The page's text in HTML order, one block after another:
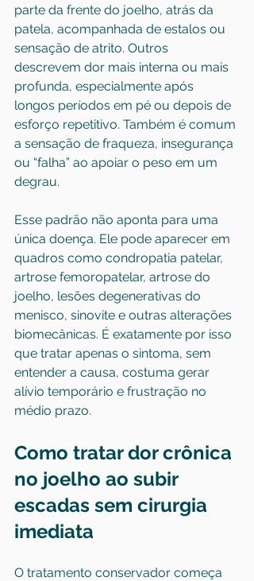
parte da frente do joelho, atrás da
patela, acompanhada de estalos ou
sensação de atrito. Outros
descrevem dor mais interna ou mais
profunda, especialmente após
longos períodos em pé ou depois de
esforço repetitivo. Também é comum
a sensação de fraqueza, insegurança
ou “falha” ao apoiar o peso em um
degrau.
Esse padrão não aponta para uma
única doença. Ele pode aparecer em
quadros como condropatia patelar,
artrose femoropatelar, artrose do
joelho, lesões degenerativas do
menisco, sinovite e outras alterações
biomecânicas. É exatamente por isso
que tratar apenas o sintoma, sem
entender a causa, costuma gerar
alívio temporário e frustração no
médio prazo.
Como tratar dor crônica
no joelho ao subir
escadas sem cirurgia
imediata
O tratamento conservador começa